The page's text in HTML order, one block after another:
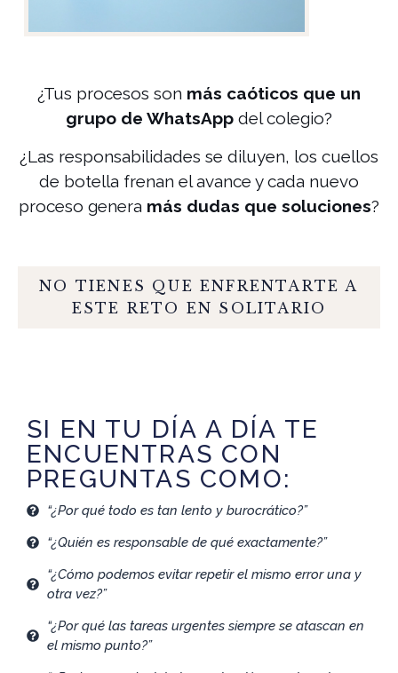
¿Tus procesos son más caóticos que un
grupo de WhatsApp del colegio?
¿Las responsabilidades se diluyen, los cuellos
de botella frenan el avance y cada nuevo
proceso genera más dudas que soluciones?
NO TIENES QUE ENFRENTARTE A
ESTE RETO EN SOLITARIO
SI EN TU DÍA A DÍA TE
ENCUENTRAS CON
PREGUNTAS COMO:
“¿Por qué todo es tan lento y burocrático?”
“¿Quién es responsable de qué exactamente?”
“¿Cómo podemos evitar repetir el mismo error una y
otra vez?”
“¿Por qué las tareas urgentes siempre se atascan en
el mismo punto?”